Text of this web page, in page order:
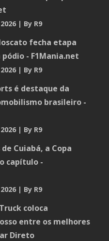
By R9
fecha etapa
- F1Mania.net
By R9
é destaque da
brasileiro -
By R9
Cuiabá, a Copa
capítulo -
By R9
coloca
entre os melhores
Direto